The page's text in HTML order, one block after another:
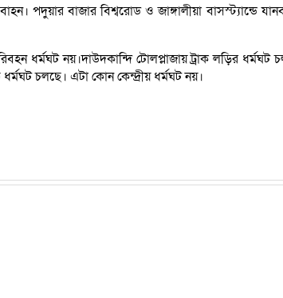
পদুয়ার বাজার বিশ্বরোড ও জাঙ্গালীয়া বাসস্ট্যান্ডে
ধর্মঘট নয়।দাউদকান্দি টোলপ্লাজায় ট্রাক লড়ির ধর্মঘট
চলছে। এটা কোন কেন্দ্রীয় ধর্মঘট নয়।